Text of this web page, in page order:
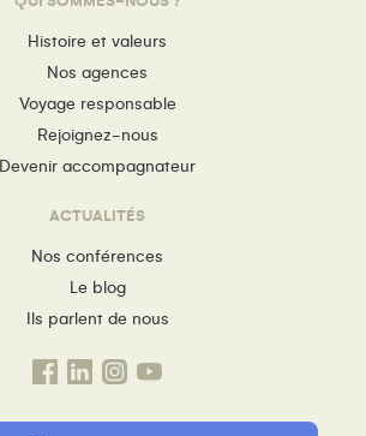
Histoire et valeurs
Nos agences
Voyage responsable
Rejoignez-nous
Devenir accompagnateur
ACTUALITÉS
Nos conférences
Le blog
Ils parlent de nous